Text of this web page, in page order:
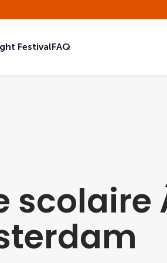
FestivalFAQ
scolaire